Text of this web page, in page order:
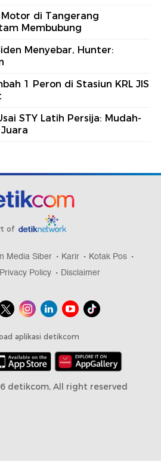
di Tangerang
Membubung
Menyebar, Hunter:
1 Peron di Stasiun KRL JIS
STY Latih Persija: Mudah-
of
Media Siber Karir
Kotak Pos
Privacy Policy Disclaimer
aplikasi detikcom
detikcom, All right reserved